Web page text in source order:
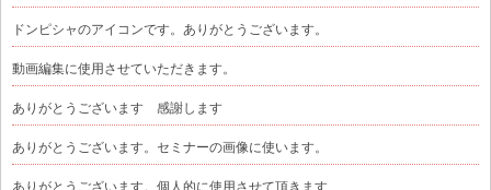
ドンピシャのアイコンです。ありがとうございます。
動画編集に使用させていただきます。
ありがとうございます 感謝します
ありがとうございます。セミナーの画像に使います。
ありがとうございます。個人的に使用させて頂きます